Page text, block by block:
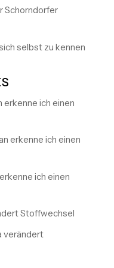
Schorndorfer
selbst zu kennen
erkenne ich einen
erkenne ich einen
ich einen
Stoffwechsel
verändert